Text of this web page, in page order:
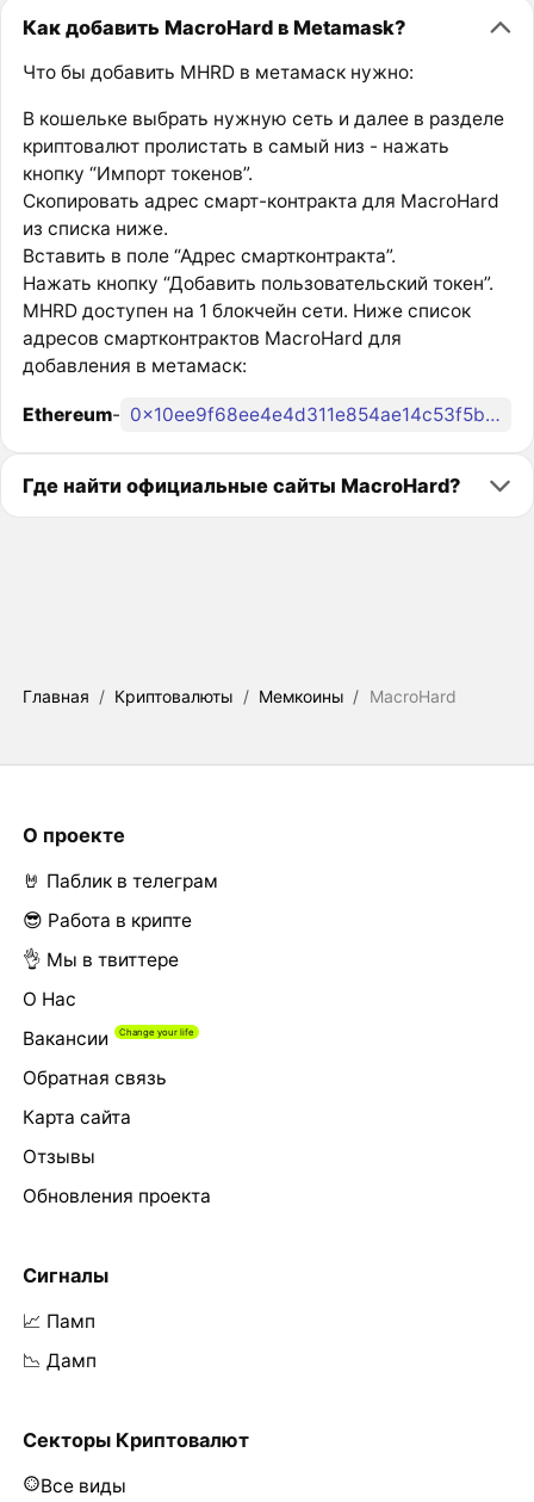
Как добавить MacroHard в Metamask?
Что бы добавить MHRD в метамаск нужно:
В кошельке выбрать нужную сеть и далее в разделе
криптовалют пролистать в самый низ - нажать
кнопку “Импорт токенов”.
Скопировать адрес смарт-контракта для MacroHard
из списка ниже.
Вставить в поле “Адрес смартконтракта”.
Нажать кнопку “Добавить пользовательский токен”.
MHRD доступен на 1 блокчейн сети. Ниже список
адресов смартконтрактов MacroHard для
добавления в метамаск:
Ethereum- 0x10ee9f68ee4e4d311e854ae14c53f5b25a917f85
Где найти официальные сайты MacroHard?
Главная / Криптовалюты / Мемкоины / MacroHard
О проекте
🤘 Паблик в телеграм
😎 Работа в крипте
👌 Мы в твиттере
О Нас
Вакансии
Обратная связь
Карта сайта
Отзывы
Обновления проекта
Сигналы
📈 Памп
📉 Дамп
Секторы Криптовалют
Все виды